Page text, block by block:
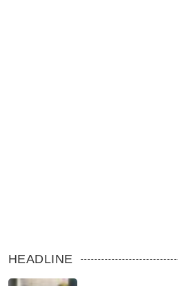
HEADLINE